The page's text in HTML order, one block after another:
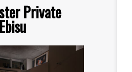
Private